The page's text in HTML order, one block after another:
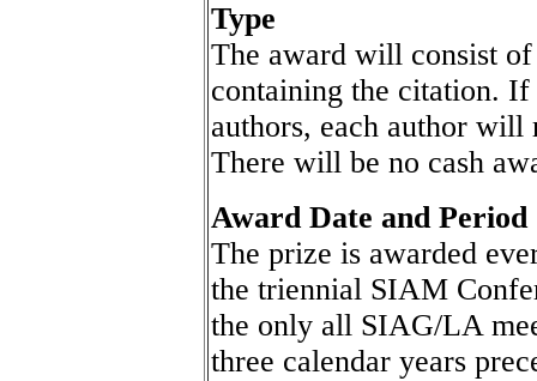
Type
The award will consist
containing the citation. If
authors, each author
There will be no cash
Award Date and Period
The prize is awarded
the triennial SIAM
the only all SIAG/LA
three calendar years